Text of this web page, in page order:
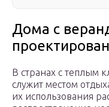
Дома с
В странах с теплым
служит местом
их использования